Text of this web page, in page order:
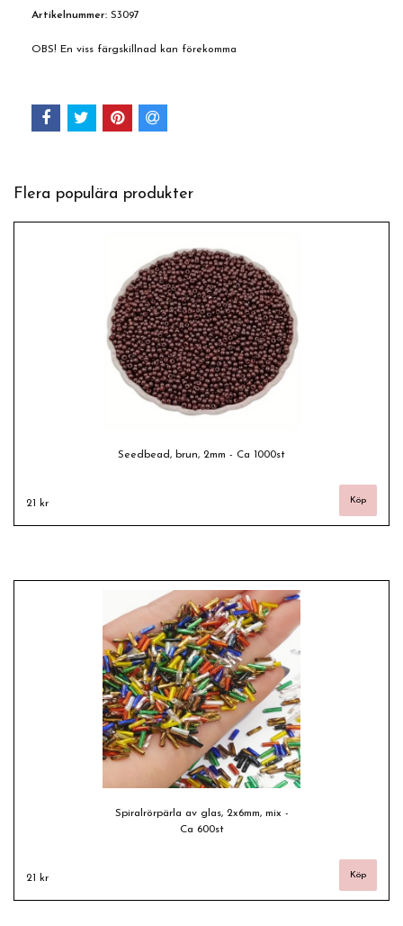
Artikelnummer: S3097
OBS! En viss färgskillnad kan förekomma
Flera populära produkter
Seedbead, brun, 2mm - Ca 1000st
21 kr
Spiralrörpärla av glas, 2x6mm, mix -
Ca 600st
21 kr